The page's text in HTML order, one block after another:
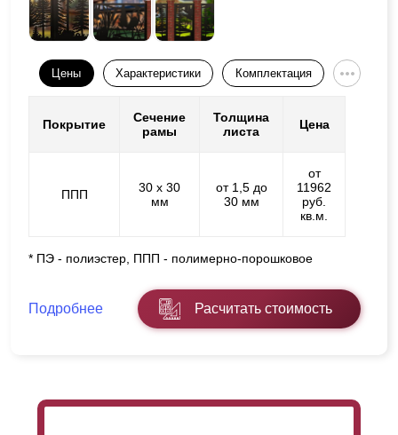
Цены Характеристики Комплектация
Покрытие
Сечение
рамы
Толщина
листа
Цена
ППП
30 х 30
мм
от 1,5 до
30 мм
от
11962
руб.
кв.м.
* ПЭ - полиэстер, ППП - полимерно-порошковое
Подробнее Расчитать стоимость